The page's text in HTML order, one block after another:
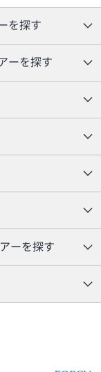
を探す
ーを探す
ーを探す